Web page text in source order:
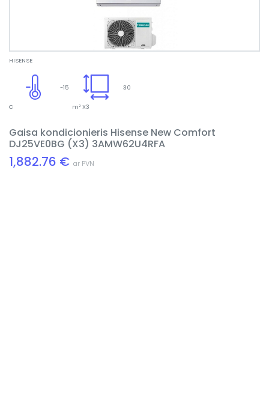
HISENSE
30
m² X3
-15
C
Gaisa kondicionieris Hisense New Comfort
DJ25VE0BG (X3) 3AMW62U4RFA
1,882.76 € ar PVN